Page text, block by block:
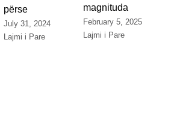
përse
July 31, 2024
Lajmi i Pare
magnituda
February 5, 2025
Lajmi i Pare